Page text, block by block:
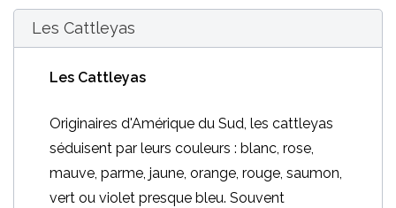
Les Cattleyas
Les Cattleyas
Originaires d'Amérique du Sud, les cattleyas
séduisent par leurs couleurs : blanc, rose,
mauve, parme, jaune, orange, rouge, saumon,
vert ou violet presque bleu. Souvent